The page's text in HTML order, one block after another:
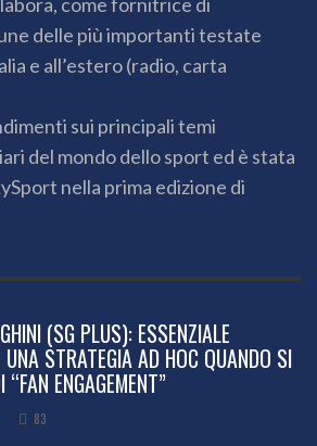
delle più importanti testate
e all’estero (radio, carta
sui principali temi
del mondo dello sport ed è stata
nella prima edizione di
(SG PLUS): ESSENZIALE
UNA STRATEGIA AD HOC QUANDO SI
“FAN ENGAGEMENT”
83